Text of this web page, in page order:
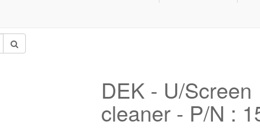
DEK - U/Screen
cleaner - P/N :